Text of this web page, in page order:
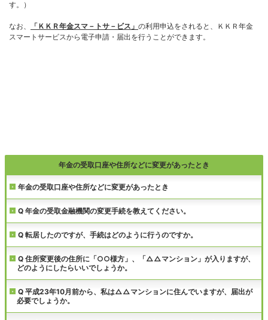
年金の受取口座や住所などに変更があったとき
年金の受取口座や住所などに変更があったとき
Q 年金の受取金融機関の変更手続を教えてください。
Q 転居したのですが、手続はどのように行うのですか。
Q 住所変更後の住所に「○○様方」、「△△マンション」が入りますが、
どのようにしたらいいでしょうか。
Q 平成23年10月前から、私は△△マンションに住んでいますが、届出が
必要でしょうか。
す。）
なお、 「ＫＫＲ年金スマ－トサ－ビス」 の利用申込をされると、ＫＫＲ年金
スマートサービスから電子申請・届出を行うことができます。